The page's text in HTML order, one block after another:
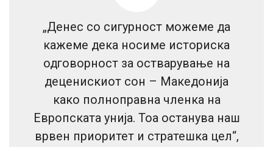
„Денес со сигурност можеме да
кажеме дека носиме историска
одговорност за остварување на
деценискиот сон – Македонија
како полноправна членка на
Европската унија. Тоа останува наш
врвен приоритет и стратешка цел“,